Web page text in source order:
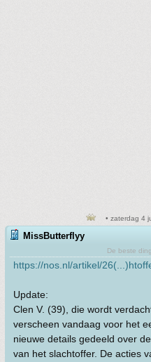
• zaterdag 4
MissButterflyy
De beste
https://nos.nl/artikel/
Update:
Clen V. (39), die wordt
verscheen vandaag voor het
nieuwe details gedeeld over
van het slachtoffer. De acties